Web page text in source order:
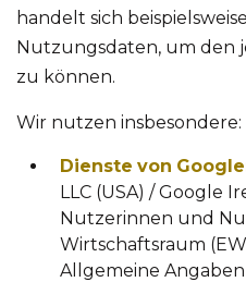
handelt sich
Nutzungsdaten, um den
zu können.
Wir nutzen insbesondere:
Dienste von
LLC (USA) / Google
Nutzerinnen und
Wirtschaftsraum
Allgemeine